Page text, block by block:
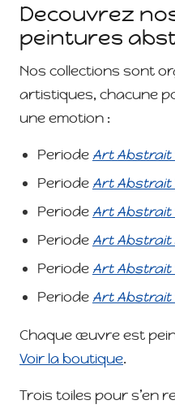
Decouvrez
peintures
Nos collections sont
artistiques, chacune
une emotion :
PeriodeArt Abstrait
PeriodeArt Abstrait
PeriodeArt Abstrait
PeriodeArt Abstrait
PeriodeArt Abstrait
PeriodeArt Abstrait
Chaque œuvre est
Voir la boutique.
Trois toiles pour s’en